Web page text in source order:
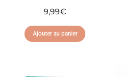
9,99€
Ajouter au panier